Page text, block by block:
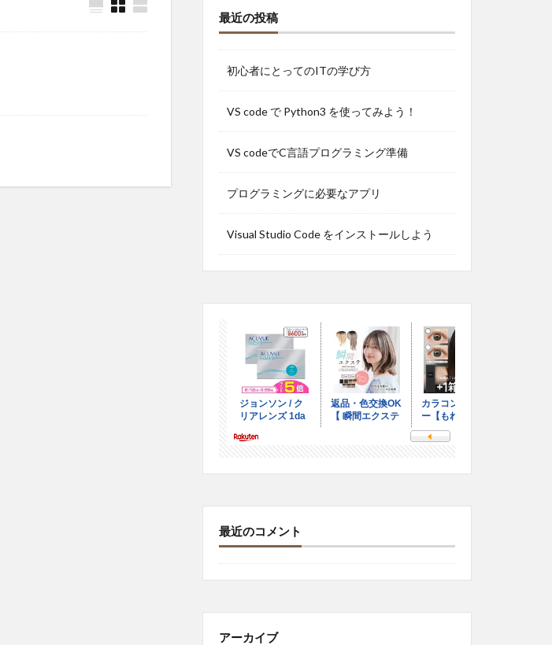
最近の投稿
初心者にとってのITの学び方
VS code で Python3 を使ってみよう！
VS codeでC言語プログラミング準備
プログラミングに必要なアプリ
Visual Studio Code をインストールしよう
最近のコメント
アーカイブ